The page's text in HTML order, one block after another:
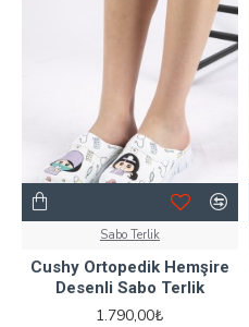
Sabo Terlik
Cushy Ortopedik Hemşire
Desenli Sabo Terlik
1.790,00₺